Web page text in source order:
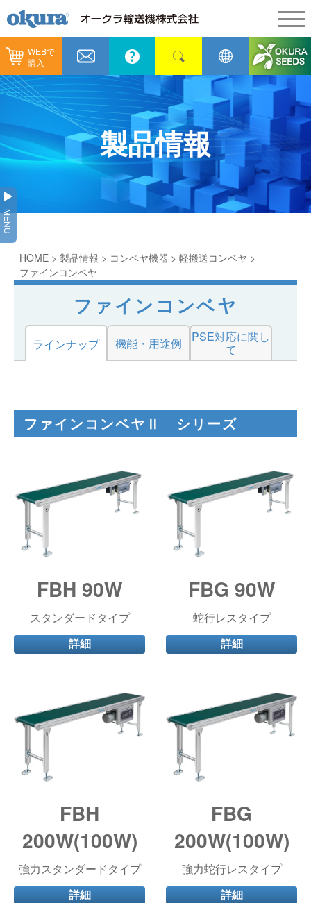
WEBで
購入
製品情報
製品情報
コンベヤ機器
コンベヤ機器を探す
ヒント集
GTPシステム
パレタイズ・デパレタイズシステム
バンニング・デバンニングシステム
バーチカル装置（垂直搬送機）
周辺機器
納入事例
納入事例
全業種
飲料
メンテナンス
カタログ／CAD
代表あいさつ
会社概要
オークラグループ
オークラの取組み
採用情報
ショールーム
オークラミュージアム
新着情報
物流用語集
プライバシーポリシー
サイトポリシー
製品情報
MENU
HOME > 製品情報 > コンベヤ機器 > 軽搬送コンベヤ >
ファインコンベヤ
ファインコンベヤ
ラインナップ 機能・用途例
PSE対応に関し
て
ファインコンベヤⅡ シリーズ
FBH 90W
スタンダードタイプ
詳細
FBG 90W
蛇行レスタイプ
詳細
FBH
200W(100W)
強力スタンダードタイプ
詳細
FBG
200W(100W)
強力蛇行レスタイプ
詳細